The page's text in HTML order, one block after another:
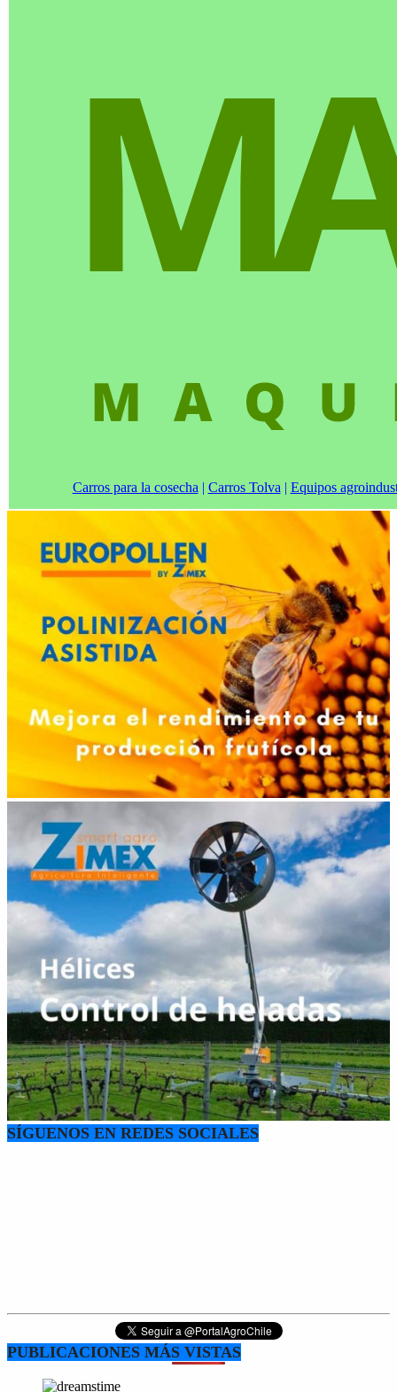
Carros para la cosecha| Carros Tolva| Equipos
SÍGUENOS EN REDES SOCIALES
PUBLICACIONES MÁS VISTAS